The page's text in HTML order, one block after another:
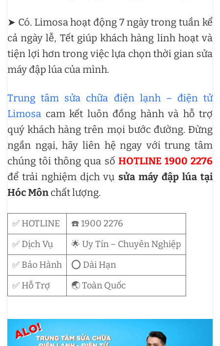
➤ Có. Limosa hoạt động 7 ngày trong tuần kể
cả ngày lễ, Tết giúp khách hàng linh hoạt và
tiện lợi hơn trong việc lựa chọn thời gian sửa
máy đập lúa của mình.
Trung tâm sửa chữa điện lạnh – điện tử
Limosa cam kết luôn đồng hành và hỗ trợ
quý khách hàng trên mọi bước đường. Đừng
ngần ngại, hãy liên hệ ngay với trung tâm
chúng tôi thông qua số HOTLINE 1900 2276
để trải nghiệm dịch vụ sửa máy đập lúa tại
Hóc Môn chất lượng.
✅ HOTLINE
☎️ 1900 2276
✅ Dịch Vụ
🌟 Uy Tín – Chuyên Nghiệp
✅ Bảo Hành
⭕ Dài Hạn
✅ Hỗ Trợ
🌏 Toàn Quốc